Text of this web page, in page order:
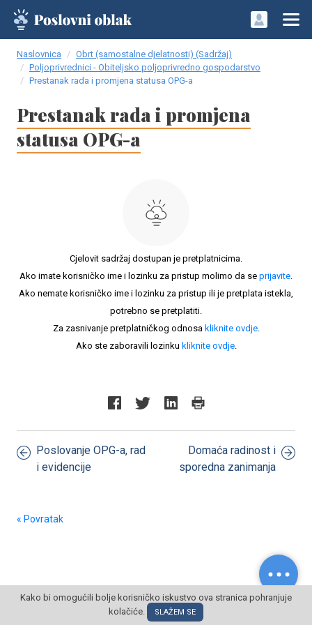
Naslovnica
Obrt (samostalne djelatnosti) (Sadržaj)
Poljoprivrednici - Obiteljsko poljoprivredno gospodarstvo
Prestanak rada i promjena statusa OPG-a
Prestanak rada i promjena
statusa OPG-a
Cjelovit sadržaj dostupan je pretplatnicima.
Ako imate korisničko ime i lozinku za pristup molimo da se prijavite.
Ako nemate korisničko ime i lozinku za pristup ili je pretplata istekla,
potrebno se pretplatiti.
Za zasnivanje pretplatničkog odnosa kliknite ovdje.
Ako ste zaboravili lozinku kliknite ovdje.
Poslovanje OPG-a, rad
i evidencije
Domaća radinost i
sporedna zanimanja
« Povratak
© POSLOVNI OBLAK Sva prava pridržana
Kako bi omogućili bolje korisničko iskustvo ova stranica pohranjuje
kolačiće.
SLAŽEM SE